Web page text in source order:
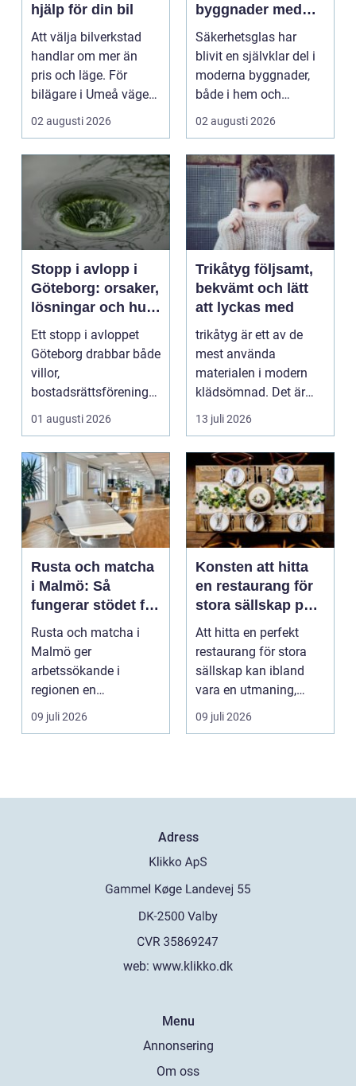
hjälp för din bil
Att välja bilverkstad
handlar om mer än
pris och läge. För
bilägare i Umeå väger
trygghet, tillgängl...
02 augusti 2026
byggnader med
smarta
glaslösningar
Säkerhetsglas har
blivit en självklar del i
moderna byggnader,
både i hem och
offentliga miljöer. I ...
02 augusti 2026
Stopp i avlopp i
Göteborg: orsaker,
lösningar och hur
problem kan
undvikas
Ett stopp i avloppet
Göteborg drabbar både
villor,
bostadsrättsföreningar
och h...
01 augusti 2026
Trikåtyg följsamt,
bekvämt och lätt
att lyckas med
trikåtyg är ett av de
mest använda
materialen i modern
klädsömnad. Det är
mjukt, elastiskt och
13 juli 2026
Rusta och matcha
i Malmö: Så
fungerar stödet för
dig som söker
jobb
Rusta och matcha i
Malmö ger
arbetssökande i
regionen en
strukturerad och
09 juli 2026
Konsten att hitta
en restaurang för
stora sällskap på
Östermalm i
Stockholm
Att hitta en perfekt
restaurang för stora
sällskap kan ibland
vara en utmaning,
särsk...
09 juli 2026
Adress
web: www.klikko.dk
Menu
Annonsering
Om oss